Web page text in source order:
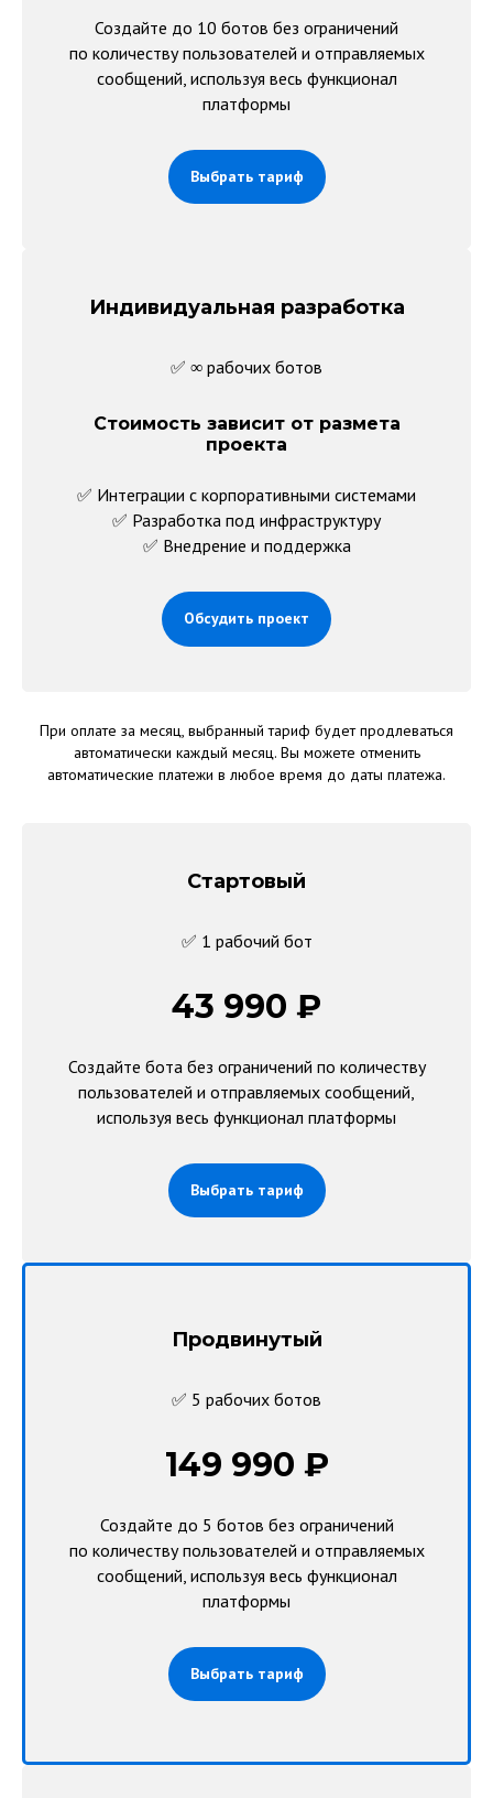
Создайте до 10 ботов без ограничений
по количеству пользователей и отправляемых
сообщений, используя весь функционал
платформы
Выбрать тариф
Индивидуальная разработка
✅ ∞ рабочих ботов
Стоимость зависит от размета
проекта
✅ Интеграции с корпоративными системами
✅ Разработка под инфраструктуру
✅ Внедрение и поддержка
Обсудить проект
При оплате за месяц, выбранный тариф будет продлеваться
автоматически каждый месяц. Вы можете отменить
автоматические платежи в любое время до даты платежа.
Стартовый
✅ 1 рабочий бот
43 990 ₽
Создайте бота без ограничений по количеству
пользователей и отправляемых сообщений,
используя весь функционал платформы
Выбрать тариф
Продвинутый
✅ 5 рабочих ботов
149 990 ₽
Создайте до 5 ботов без ограничений
по количеству пользователей и отправляемых
сообщений, используя весь функционал
платформы
Выбрать тариф